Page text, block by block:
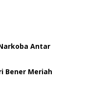
Antar
Bener Meriah